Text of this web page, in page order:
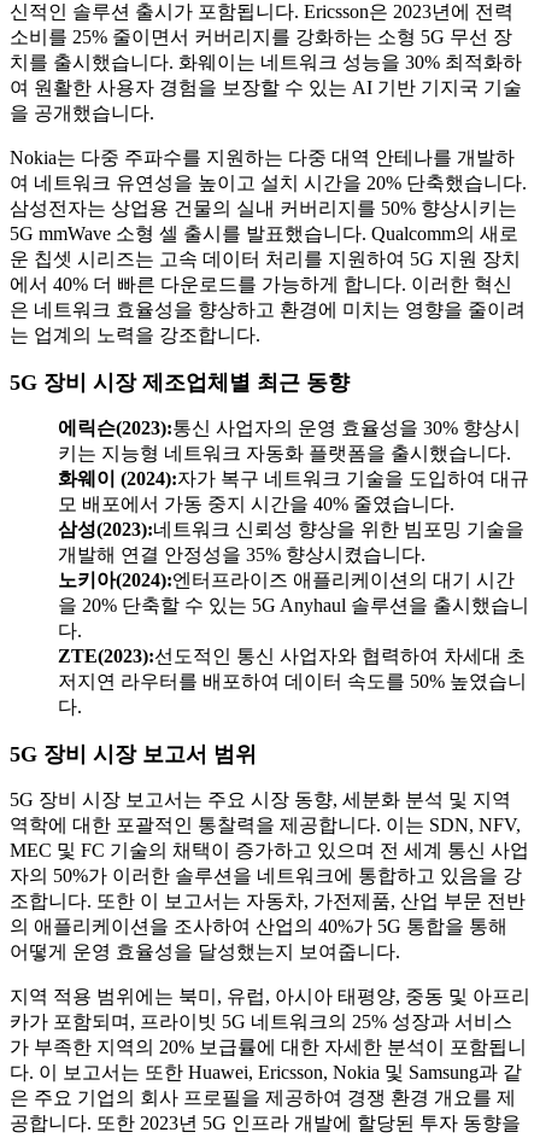
신적인 솔루션 출시가 포함됩니다. Ericsson은 2023년에 전력
소비를 25% 줄이면서 커버리지를 강화하는 소형 5G 무선 장
치를 출시했습니다. 화웨이는 네트워크 성능을 30% 최적화하
여 원활한 사용자 경험을 보장할 수 있는 AI 기반 기지국 기술
을 공개했습니다.
Nokia는 다중 주파수를 지원하는 다중 대역 안테나를 개발하
여 네트워크 유연성을 높이고 설치 시간을 20% 단축했습니다.
삼성전자는 상업용 건물의 실내 커버리지를 50% 향상시키는
5G mmWave 소형 셀 출시를 발표했습니다. Qualcomm의 새로
운 칩셋 시리즈는 고속 데이터 처리를 지원하여 5G 지원 장치
에서 40% 더 빠른 다운로드를 가능하게 합니다. 이러한 혁신
은 네트워크 효율성을 향상하고 환경에 미치는 영향을 줄이려
는 업계의 노력을 강조합니다.
5G 장비 시장 제조업체별 최근 동향
에릭슨(2023):통신 사업자의 운영 효율성을 30% 향상시
키는 지능형 네트워크 자동화 플랫폼을 출시했습니다.
화웨이 (2024):자가 복구 네트워크 기술을 도입하여 대규
모 배포에서 가동 중지 시간을 40% 줄였습니다.
삼성(2023):네트워크 신뢰성 향상을 위한 빔포밍 기술을
개발해 연결 안정성을 35% 향상시켰습니다.
노키아(2024):엔터프라이즈 애플리케이션의 대기 시간
을 20% 단축할 수 있는 5G Anyhaul 솔루션을 출시했습니
다.
ZTE(2023):선도적인 통신 사업자와 협력하여 차세대 초
저지연 라우터를 배포하여 데이터 속도를 50% 높였습니
다.
5G 장비 시장 보고서 범위
5G 장비 시장 보고서는 주요 시장 동향, 세분화 분석 및 지역
역학에 대한 포괄적인 통찰력을 제공합니다. 이는 SDN, NFV,
MEC 및 FC 기술의 채택이 증가하고 있으며 전 세계 통신 사업
자의 50%가 이러한 솔루션을 네트워크에 통합하고 있음을 강
조합니다. 또한 이 보고서는 자동차, 가전제품, 산업 부문 전반
의 애플리케이션을 조사하여 산업의 40%가 5G 통합을 통해
어떻게 운영 효율성을 달성했는지 보여줍니다.
지역 적용 범위에는 북미, 유럽, 아시아 태평양, 중동 및 아프리
카가 포함되며, 프라이빗 5G 네트워크의 25% 성장과 서비스
가 부족한 지역의 20% 보급률에 대한 자세한 분석이 포함됩니
다. 이 보고서는 또한 Huawei, Ericsson, Nokia 및 Samsung과 같
은 주요 기업의 회사 프로필을 제공하여 경쟁 환경 개요를 제
공합니다. 또한 2023년 5G 인프라 개발에 할당된 투자 동향을